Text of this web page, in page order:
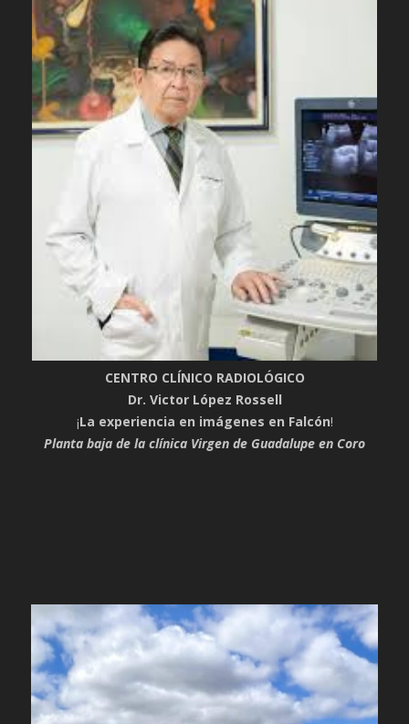
CENTRO CLÍNICO RADIOLÓGICO
Dr. Victor López Rossell
¡La experiencia en imágenes en Falcón!
Planta baja de la clínica Virgen de Guadalupe en Coro